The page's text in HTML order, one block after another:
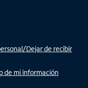
Dejar de recibir
de mi información